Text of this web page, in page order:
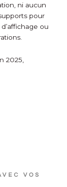
ni aucun
pour
ou
2025,
VOS